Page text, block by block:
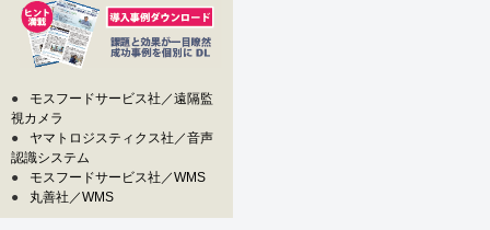
●
モスフードサービス社／遠隔監
視カメラ
●
ヤマトロジスティクス社／音声
認識システム
●
モスフードサービス社／WMS
●
丸善社／WMS